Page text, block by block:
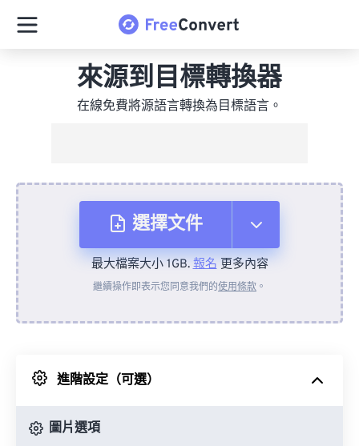
來源到目標轉換器
在線免費將源語言轉換為目標語言。
選擇文件
來自裝置
來自 Google 雲端硬碟
最大檔案大小 1GB.報名更多內容
繼續操作即表示您同意我們的使用條款 。
進階設定（可選）
圖片選項